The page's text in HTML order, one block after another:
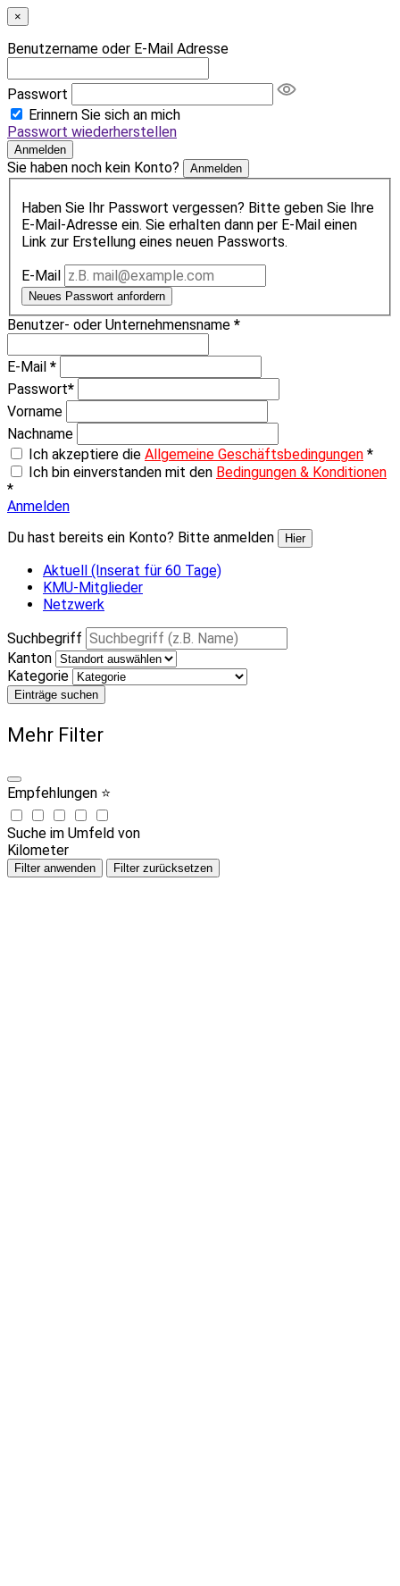
×
Benutzername oder E-Mail Adresse
Passwort
Erinnern Sie sich an mich
Passwort wiederherstellen
Anmelden
Sie haben noch kein Konto? Anmelden
Haben Sie Ihr Passwort vergessen? Bitte geben Sie Ihre
E-Mail-Adresse ein. Sie erhalten dann per E-Mail einen
Link zur Erstellung eines neuen Passworts.
E-Mail
Neues Passwort anfordern
Benutzer- oder Unternehmensname *
E-Mail *
Passwort*
Vorname
Nachname
Ich akzeptiere die Allgemeine Geschäftsbedingungen *
Ich bin einverstanden mit den Bedingungen & Konditionen
*
Anmelden
Du hast bereits ein Konto? Bitte anmelden
Hier
Aktuell (Inserat für 60 Tage)
KMU-Mitglieder
Netzwerk
Suchbegriff
Kanton
Kategorie
Einträge suchen
Mehr Filter
Empfehlungen ⭐
Suche im Umfeld von
Kilometer
Filter anwenden Filter zurücksetzen